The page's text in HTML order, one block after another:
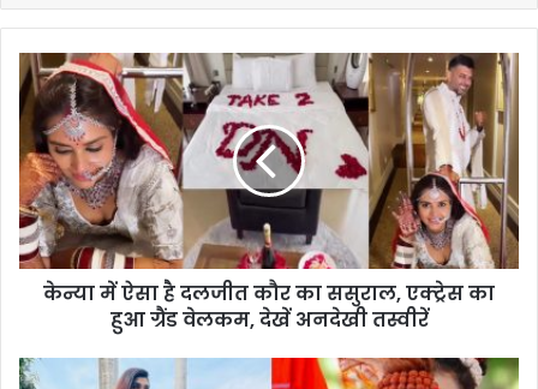
केन्या में ऐसा है दलजीत कौर का ससुराल, एक्ट्रेस का
हुआ ग्रैंड वेलकम, देखें अनदेखी तस्वीरें